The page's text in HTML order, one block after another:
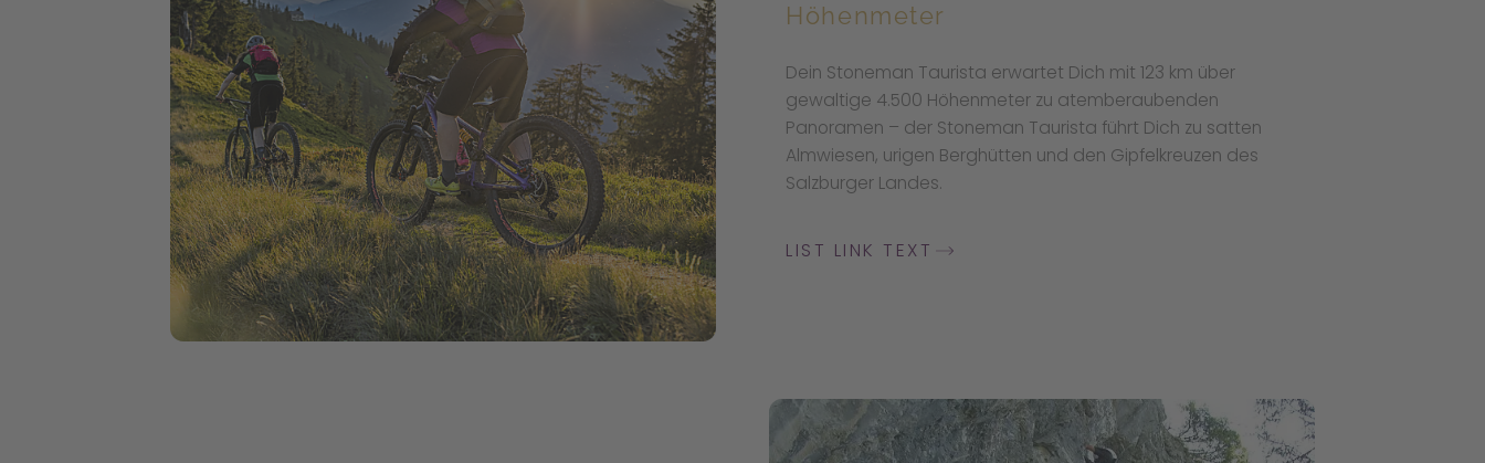
Höhenmeter
Dein Stoneman Taurista erwartet Dich mit 123 km über
gewaltige 4.500 Höhenmeter zu atemberaubenden
Panoramen – der Stoneman Taurista führt Dich zu satten
Almwiesen, urigen Berghütten und den Gipfelkreuzen des
Salzburger Landes.
LIST LINK TEXT